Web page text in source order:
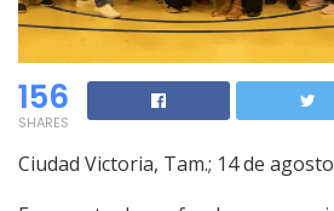
156
SHARES
Ciudad Victoria, Tam.; 14 de